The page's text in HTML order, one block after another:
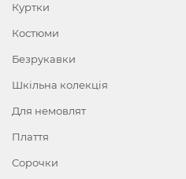
Куртки
Костюми
Безрукавки
Шкільна колекція
Для немовлят
Плаття
Сорочки